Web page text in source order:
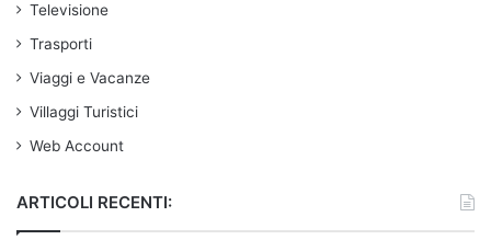
Televisione
Trasporti
Viaggi e Vacanze
Villaggi Turistici
Web Account
ARTICOLI RECENTI: